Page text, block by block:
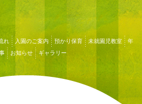
れ 入園のご案内 預かり保育 未就園児教室
年
お知らせ ギャラリー